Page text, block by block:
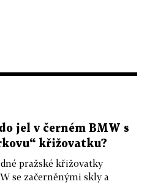
jel v černém BMW s
křižovatku?
pražské křižovatky
se začerněnými skly a